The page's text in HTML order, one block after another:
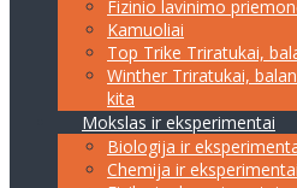
Fizinio lavinimo
Kamuoliai
Top Trike Triratukai,
Winther Triratukai,
kita
Mokslas ir eksperimentai
Biologija ir
Chemija ir eksperimentai